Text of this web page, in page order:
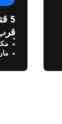
5
مارس